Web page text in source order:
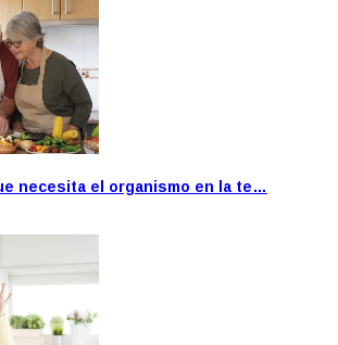
necesita el organismo en la te…